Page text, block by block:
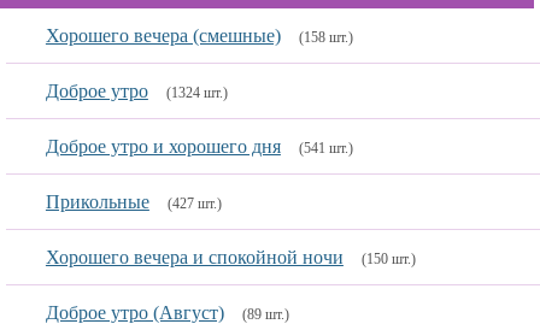
Хорошего вечера (смешные) (158 шт.)
Доброе утро (1324 шт.)
Доброе утро и хорошего дня (541 шт.)
Прикольные (427 шт.)
Хорошего вечера и спокойной ночи (150 шт.)
Доброе утро (Август) (89 шт.)